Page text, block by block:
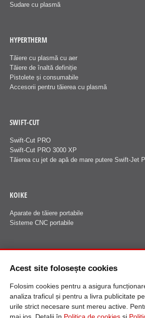
Sudare cu plasmă
HYPERTHERM
Tăiere cu plasmă cu aer
Tăiere de înaltă definiție
Pistolete și consumabile
Accesorii pentru tăierea cu plasmă
SWIFT-CUT
Swift-Cut PRO
Swift-Cut PRO 3000 XP
Tăierea cu jet de apă de mare putere Swift-Jet
KOIKE
Aparate de tăiere portabile
Sisteme CNC portabile
Acest site folosește cookies
Folosim cookies pentru a asigura
analiza traficul și pentru a livra publicitate
urile strict necesare sunt mereu active.